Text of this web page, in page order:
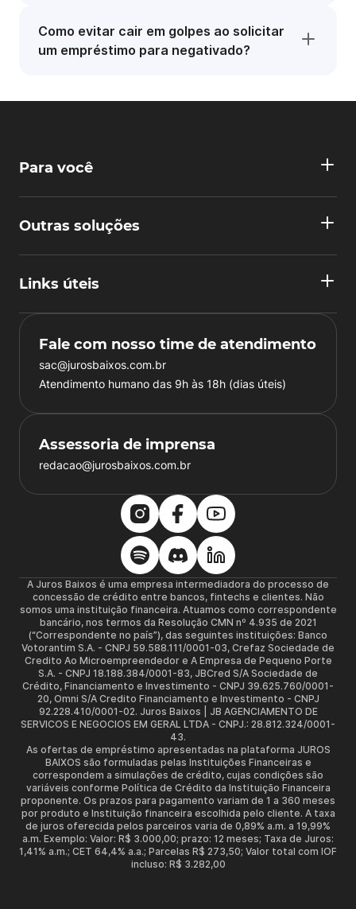
Como evitar cair em golpes ao solicitar
um empréstimo para negativado?
Para você
Outras soluções
Links úteis
Fale com nosso time de atendimento
sac@jurosbaixos.com.br
Atendimento humano das 9h às 18h (dias úteis)
Assessoria de imprensa
redacao@jurosbaixos.com.br
A Juros Baixos é uma empresa intermediadora do processo de
concessão de crédito entre bancos, fintechs e clientes. Não
somos uma instituição financeira. Atuamos como correspondente
bancário, nos termos da Resolução CMN nº 4.935 de 2021
(“Correspondente no país”), das seguintes instituições: Banco
Votorantim S.A. - CNPJ 59.588.111/0001-03, Crefaz Sociedade de
Credito Ao Microempreendedor e A Empresa de Pequeno Porte
S.A. - CNPJ 18.188.384/0001-83, JBCred S/A Sociedade de
Crédito, Financiamento e Investimento - CNPJ 39.625.760/0001-
20, Omni S/A Credito Financiamento e Investimento - CNPJ
92.228.410/0001-02. Juros Baixos | JB AGENCIAMENTO DE
SERVICOS E NEGOCIOS EM GERAL LTDA - CNPJ.: 28.812.324/0001-
43.
As ofertas de empréstimo apresentadas na plataforma JUROS
BAIXOS são formuladas pelas Instituições Financeiras e
correspondem a simulações de crédito, cujas condições são
variáveis conforme Política de Crédito da Instituição Financeira
proponente. Os prazos para pagamento variam de 1 a 360 meses
por produto e Instituição financeira escolhida pelo cliente. A taxa
de juros oferecida pelos parceiros varia de 0,89% a.m. a 19,99%
a.m. Exemplo: Valor: R$ 3.000,00; prazo: 12 meses; Taxa de Juros:
1,41% a.m.; CET 64,4% a.a.; Parcelas R$ 273,50; Valor total com IOF
incluso: R$ 3.282,00